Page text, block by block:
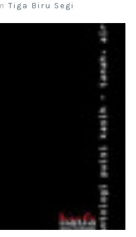
Tiga Biru Segi